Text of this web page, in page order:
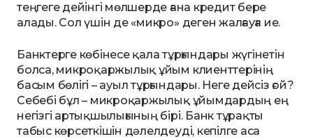
теңгеге дейінгі мөлшерде ғана кредит бере
алады. Сол үшін де «микро» деген жалғауға ие.
Банктерге көбінесе қала тұрғындары жүгінетін
болса, микроқаржылық ұйым клиенттерінің
басым бөлігі – ауыл тұрғындары. Неге дейсіз ғой?
Себебі бұл – микроқаржылық ұйымдардың ең
негізгі артықшылығының бірі. Банк тұрақты
табыс көрсеткішін дәлелдеуді, кепілге аса